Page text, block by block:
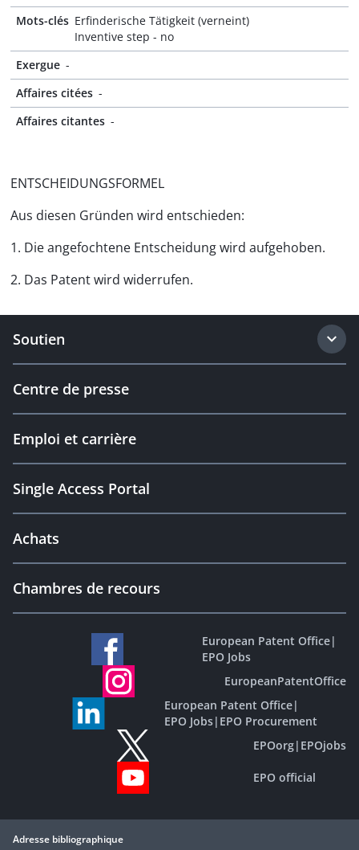
Mots-clés Erfinderische Tätigkeit (verneint)
Inventive step - no
Exergue -
Affaires citées -
Affaires citantes -
ENTSCHEIDUNGSFORMEL
Aus diesen Gründen wird entschieden:
1. Die angefochtene Entscheidung wird aufgehoben.
2. Das Patent wird widerrufen.
Soutien
Centre de presse
Emploi et carrière
Single Access Portal
Achats
Chambres de recours
European Patent Office|
EPO Jobs
EuropeanPatentOffice
European Patent Office|
EPO Jobs| EPO Procurement
EPOorg| EPOjobs
EPO official
Adresse bibliographique